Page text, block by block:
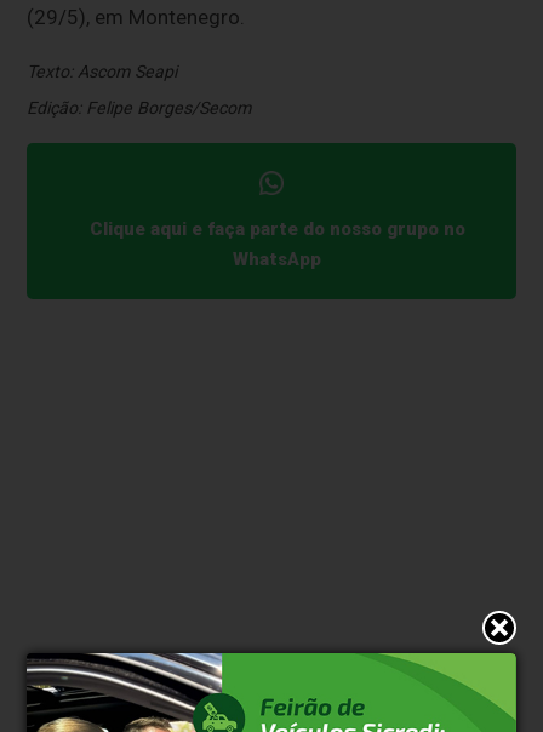
(29/5), em Montenegro.
Texto: Ascom Seapi
Edição: Felipe Borges/Secom
Clique aqui e faça parte do nosso grupo no
WhatsApp